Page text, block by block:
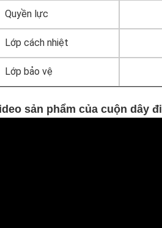
Quyền lực
Lớp cách nhiệt
Lớp bảo vệ
sản phẩm của cuộn dây